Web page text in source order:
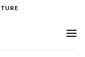
content